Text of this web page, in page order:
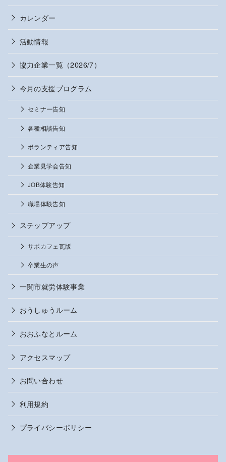
カレンダー
活動情報
協力企業一覧（2026/7）
今月の支援プログラム
セミナー告知
各種相談告知
ボランティア告知
企業見学会告知
JOB体験告知
職場体験告知
ステップアップ
サポカフェ瓦版
卒業生の声
一関市就労体験事業
おうしゅうルーム
おおふなとルーム
アクセスマップ
お問い合わせ
利用規約
プライバシーポリシー